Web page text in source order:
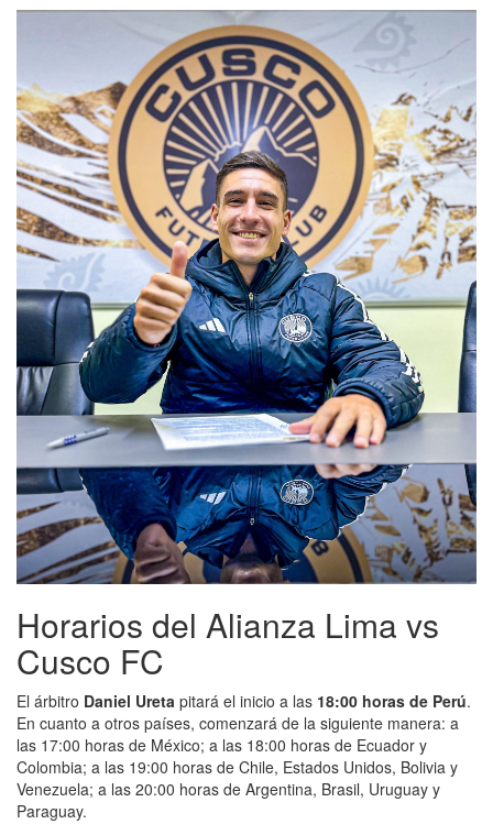
Horarios del Alianza Lima vs
Cusco FC
El árbitro Daniel Ureta pitará el inicio a las 18:00 horas de Perú.
En cuanto a otros países, comenzará de la siguiente manera: a
las 17:00 horas de México; a las 18:00 horas de Ecuador y
Colombia; a las 19:00 horas de Chile, Estados Unidos, Bolivia y
Venezuela; a las 20:00 horas de Argentina, Brasil, Uruguay y
Paraguay.